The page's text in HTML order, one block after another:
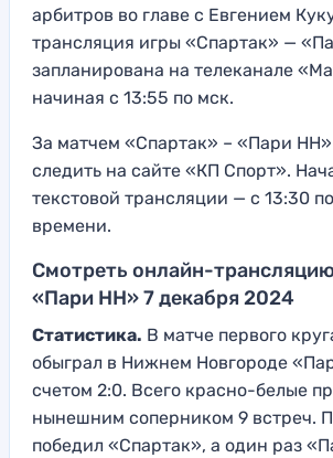
арбитров во главе с Евгением
трансляция игры «Спартак» —
запланирована на телеканале
начиная с 13:55 по мск.
За матчем «Спартак» – «Пари
следить на сайте «КП Спорт».
текстовой трансляции — с 13:30
времени.
Смотреть онлайн-
«Пари НН» 7 декабря 2024
Статистика. В матче первого
обыграл в Нижнем Новгороде
счетом 2:0. Всего красно-белые
нынешним соперником 9 встреч.
победил «Спартак», а один раз